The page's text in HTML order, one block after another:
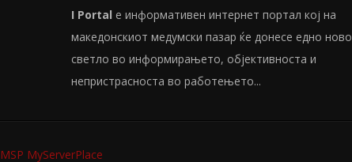
I Portal е информативен интернет портал кој на
македонскиот медумски пазар ќе донесе едно ново
светло во информирањето, објективноста и
непристрасноста во работењето...
MSP MyServerPlace